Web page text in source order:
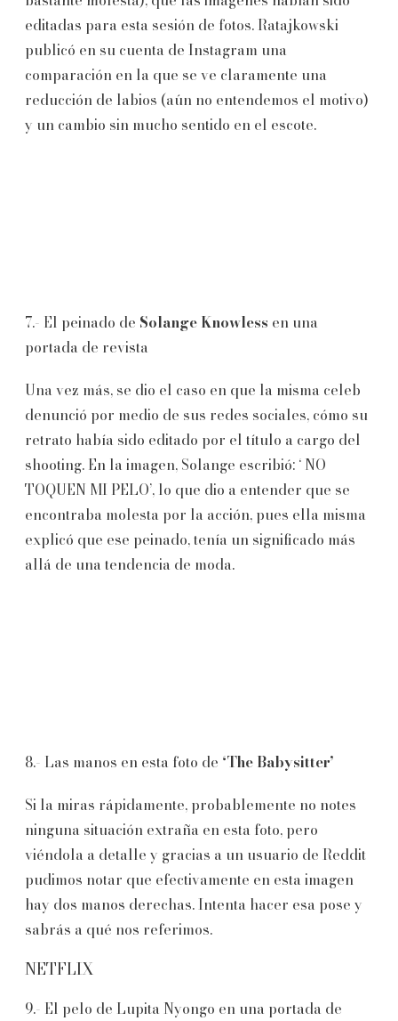
editadas para esta sesión de fotos. Ratajkowski
publicó en su cuenta de Instagram una
comparación en la que se ve claramente una
reducción de labios (aún no entendemos el motivo)
y un cambio sin mucho sentido en el escote.
7.- El peinado de Solange Knowless en una
portada de revista
Una vez más, se dio el caso en que la misma celeb
denunció por medio de sus redes sociales, cómo su
retrato había sido editado por el título a cargo del
shooting. En la imagen, Solange escribió: ‘ NO
TOQUEN MI PELO’, lo que dio a entender que se
encontraba molesta por la acción, pues ella misma
explicó que ese peinado, tenía un significado más
allá de una tendencia de moda.
8.- Las manos en esta foto de ‘The Babysitter’
Si la miras rápidamente, probablemente no notes
ninguna situación extraña en esta foto, pero
viéndola a detalle y gracias a un usuario de Reddit
pudimos notar que efectivamente en esta imagen
hay dos manos derechas. Intenta hacer esa pose y
sabrás a qué nos referimos.
NETFLIX
9.- El pelo de Lupita Nyongo en una portada de